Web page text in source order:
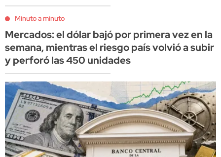
Minuto a minuto
Mercados: el dólar bajó por primera vez en la
semana, mientras el riesgo país volvió a subir
y perforó las 450 unidades